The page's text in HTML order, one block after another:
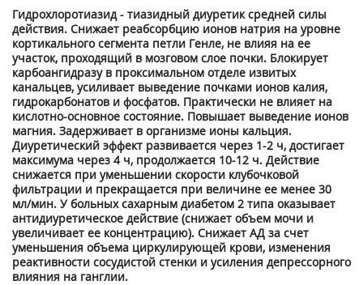
Гидрохлоротиазид - тиазидный диуретик средней силы
действия. Снижает реабсорбцию ионов натрия на уровне
кортикального сегмента петли Генле, не влияя на ее
участок, проходящий в мозговом слое почки. Блокирует
карбоангидразу в проксимальном отделе извитых
канальцев, усиливает выведение почками ионов калия,
гидрокарбонатов и фосфатов. Практически не влияет на
кислотно-основное состояние. Повышает выведение ионов
магния. Задерживает в организме ионы кальция.
Диуретический эффект развивается через 1-2 ч, достигает
максимума через 4 ч, продолжается 10-12 ч. Действие
снижается при уменьшении скорости клубочковой
фильтрации и прекращается при величине ее менее 30
мл/мин. У больных сахарным диабетом 2 типа оказывает
антидиуретическое действие (снижает объем мочи и
увеличивает ее концентрацию). Снижает АД за счет
уменьшения объема циркулирующей крови, изменения
реактивности сосудистой стенки и усиления депрессорного
влияния на ганглии.